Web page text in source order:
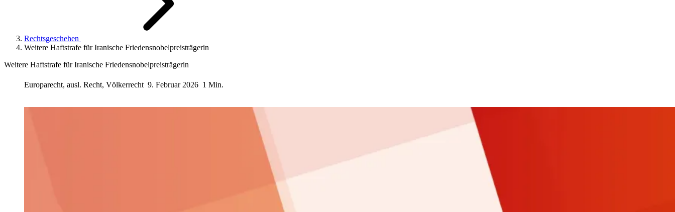
Rechtsgeschehen
Weitere Haftstrafe für Iranische Friedensnobelpreisträgerin
Weitere Haftstrafe für Iranische Friedensnobelpreisträgerin
Europarecht, ausl. Recht, Völkerrecht 9. Februar 2026 1 Min.